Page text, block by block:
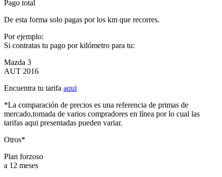
Pago total
De esta forma solo pagas por los km que recorres.
Por ejemplo:
Si contratas tu pago por kilómetro para tu:
Mazda 3
AUT 2016
Encuentra tu tarifa aqui
*La comparación de precios es una referencia de primas de
mercado,tomada de varios compradores en línea por lo cual las
tarifas aqui presentadas pueden variar.
Otros*
Plan forzoso
a 12 meses